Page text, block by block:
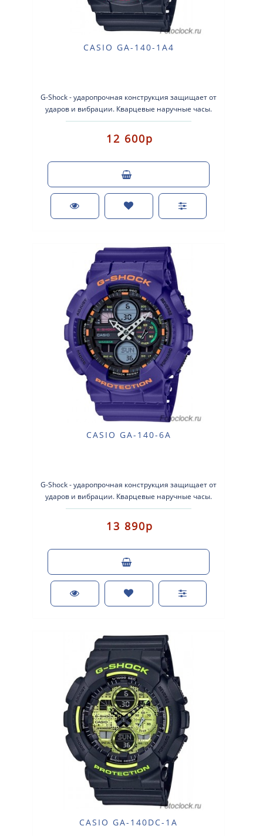
CASIO GA-140-1A4
G-Shock - ударопрочная конструкция защищает от
ударов и вибрации. Кварцевые наручные часы.
Экран: Стрелки + электроника...
12 600р
CASIO GA-140-6A
G-Shock - ударопрочная конструкция защищает от
ударов и вибрации. Кварцевые наручные часы.
Экран: Стрелки + электрон..
13 890р
CASIO GA-140DC-1A